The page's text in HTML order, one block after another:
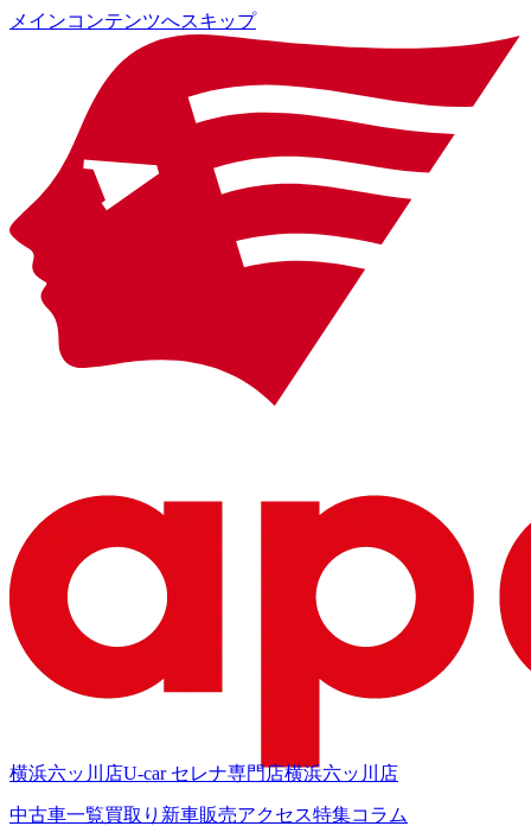
メインコンテンツへスキップ
横浜六ッ川店U-car セレナ専門店横浜六ッ川店
中古車一覧買取り 新車販売アクセス特集コラム